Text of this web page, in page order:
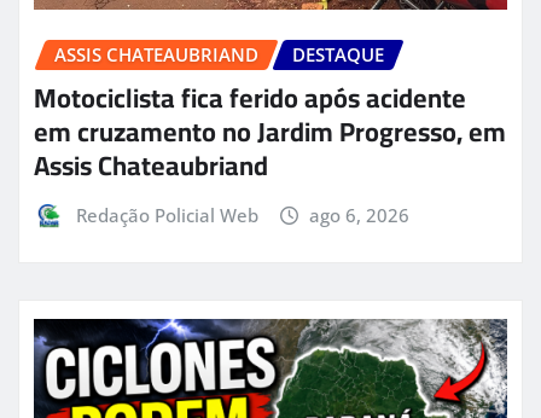
ASSIS CHATEAUBRIAND DESTAQUE
Motociclista fica ferido após acidente
em cruzamento no Jardim Progresso, em
Assis Chateaubriand
Redação Policial Web ago 6, 2026